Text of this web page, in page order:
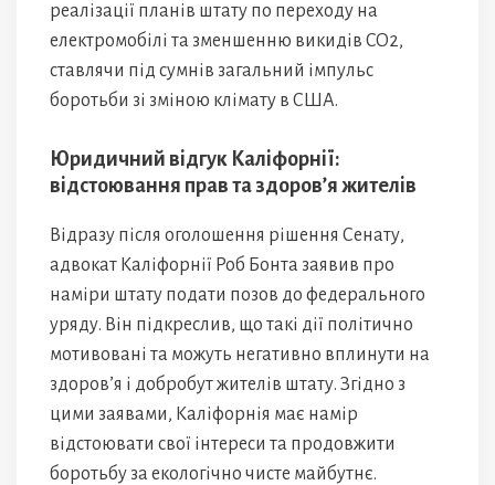
реалізації планів штату по переходу на
електромобілі та зменшенню викидів CO2,
ставлячи під сумнів загальний імпульс
боротьби зі зміною клімату в США.
Юридичний відгук Каліфорнії:
відстоювання прав та здоров’я жителів
Відразу після оголошення рішення Сенату,
адвокат Каліфорнії Роб Бонта заявив про
наміри штату подати позов до федерального
уряду. Він підкреслив, що такі дії політично
мотивовані та можуть негативно вплинути на
здоров’я і добробут жителів штату. Згідно з
цими заявами, Каліфорнія має намір
відстоювати свої інтереси та продовжити
боротьбу за екологічно чисте майбутнє.